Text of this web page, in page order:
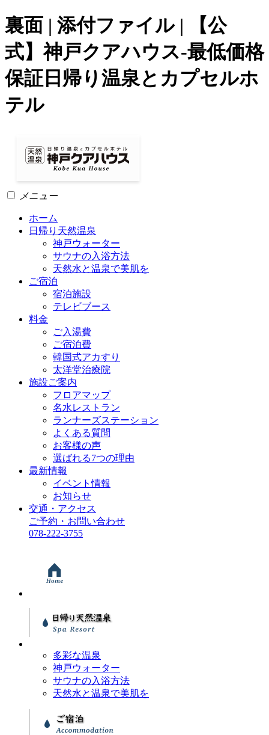
裏面 | 添付ファイル | 【公
式】神戸クアハウス-最低価格
保証日帰り温泉とカプセルホ
テル
メニュー
ホーム
日帰り天然温泉
神戸ウォーター
サウナの入浴方法
天然水と温泉で美肌を
ご宿泊
宿泊施設
テレビブース
料金
ご入湯費
ご宿泊費
韓国式アカすり
太洋堂治療院
施設ご案内
フロアマップ
名水レストラン
ランナーズステーション
よくある質問
お客様の声
選ばれる7つの理由
最新情報
イベント情報
お知らせ
交通・アクセス
ご予約・お問い合わせ
078-222-3755
多彩な温泉
神戸ウォーター
サウナの入浴方法
天然水と温泉で美肌を